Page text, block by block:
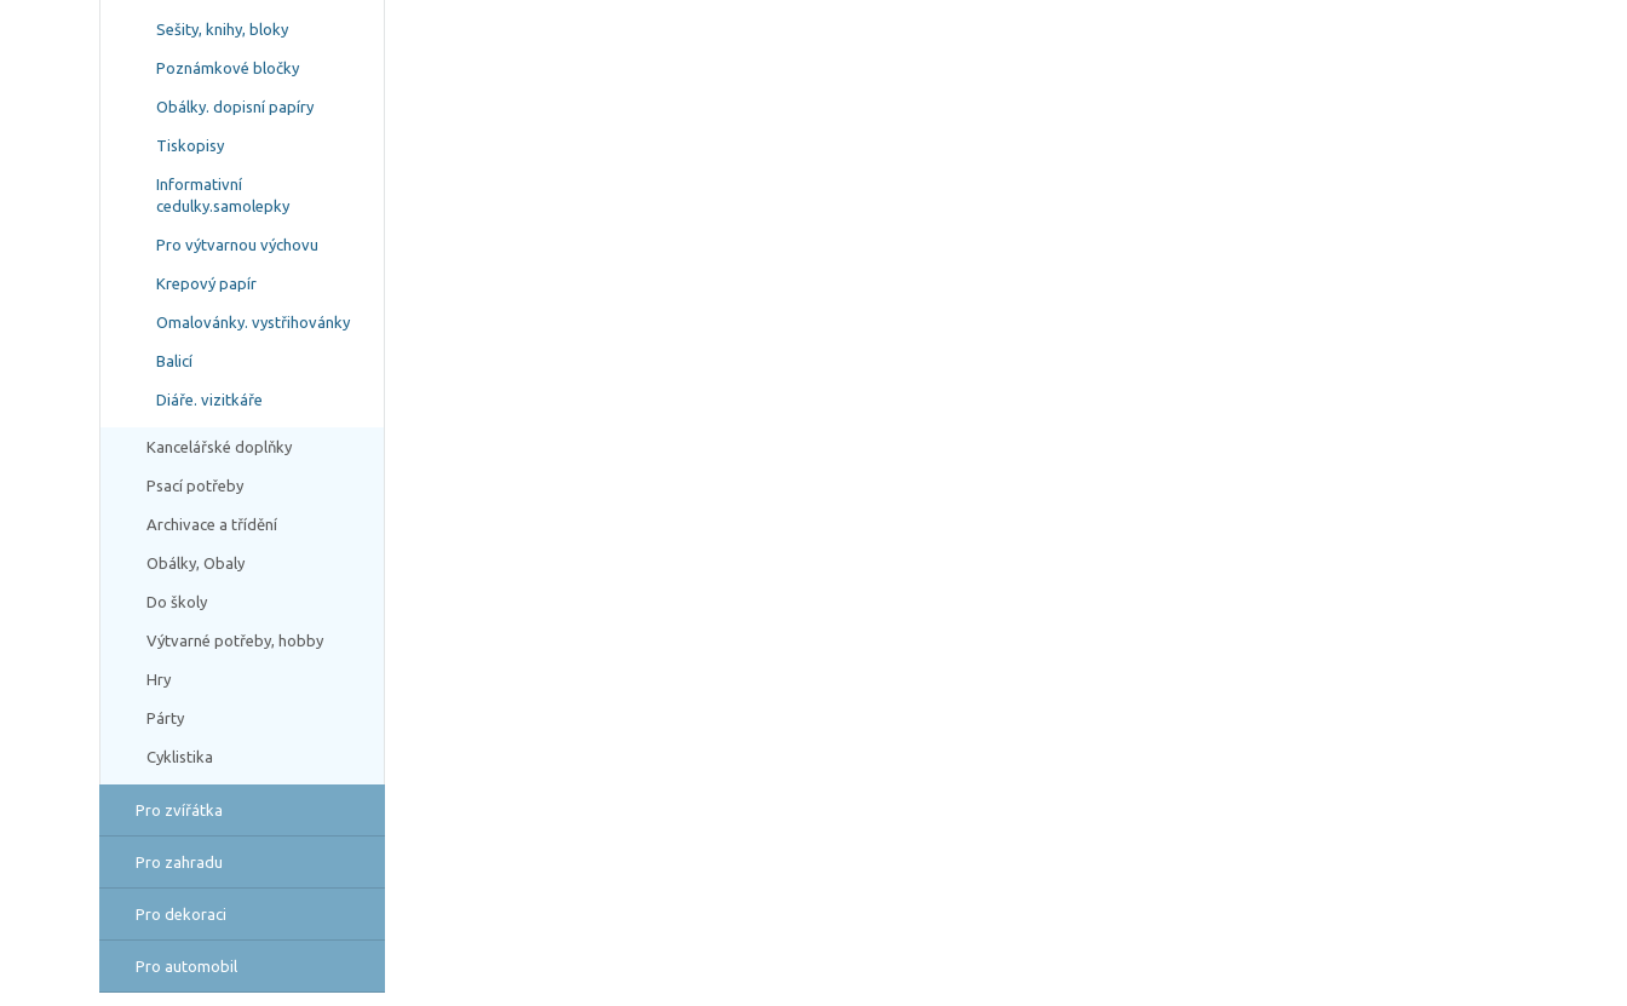
Sešity, knihy, bloky
Poznámkové bločky
Obálky. dopisní papíry
Tiskopisy
Informativní
cedulky.samolepky
Pro výtvarnou výchovu
Krepový papír
Omalovánky. vystřihovánky
Balicí
Diáře. vizitkáře
Kancelářské doplňky
Psací potřeby
Archivace a třídění
Obálky, Obaly
Do školy
Výtvarné potřeby, hobby
Hry
Párty
Cyklistika
Pro zvířátka
Pro zahradu
Pro dekoraci
Pro automobil